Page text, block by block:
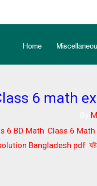
Home
6 math
6 BD Math Class 6
Bangladesh pdf